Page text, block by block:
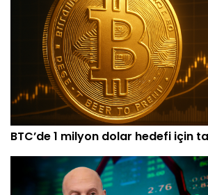
BTC’de 1 milyon dolar hedefi için